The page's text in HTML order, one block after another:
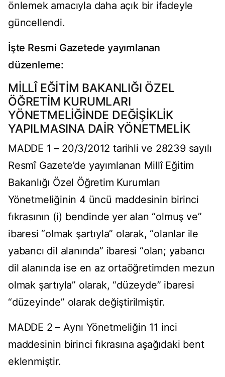
önlemek amacıyla daha açık bir ifadeyle
güncellendi.
İşte Resmi Gazetede yayımlanan
düzenleme:
MİLLÎ EĞİTİM BAKANLIĞI ÖZEL
ÖĞRETİM KURUMLARI
YÖNETMELİĞİNDE DEĞİŞİKLİK
YAPILMASINA DAİR YÖNETMELİK
MADDE 1 – 20/3/2012 tarihli ve 28239 sayılı
Resmî Gazete’de yayımlanan Millî Eğitim
Bakanlığı Özel Öğretim Kurumları
Yönetmeliğinin 4 üncü maddesinin birinci
fıkrasının (i) bendinde yer alan “olmuş ve”
ibaresi “olmak şartıyla” olarak, “olanlar ile
yabancı dil alanında” ibaresi “olan; yabancı
dil alanında ise en az ortaöğretimden mezun
olmak şartıyla” olarak, “düzeyde” ibaresi
“düzeyinde” olarak değiştirilmiştir.
MADDE 2 – Aynı Yönetmeliğin 11 inci
maddesinin birinci fıkrasına aşağıdaki bent
eklenmiştir.